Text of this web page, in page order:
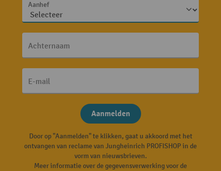
Aanhef
Achternaam
E-mail
Aanmelden
Door op "Aanmelden" te klikken, gaat u akkoord met het
ontvangen van reclame van Jungheinrich PROFISHOP in de
vorm van nieuwsbrieven.
Meer informatie over de gegevensverwerking voor de